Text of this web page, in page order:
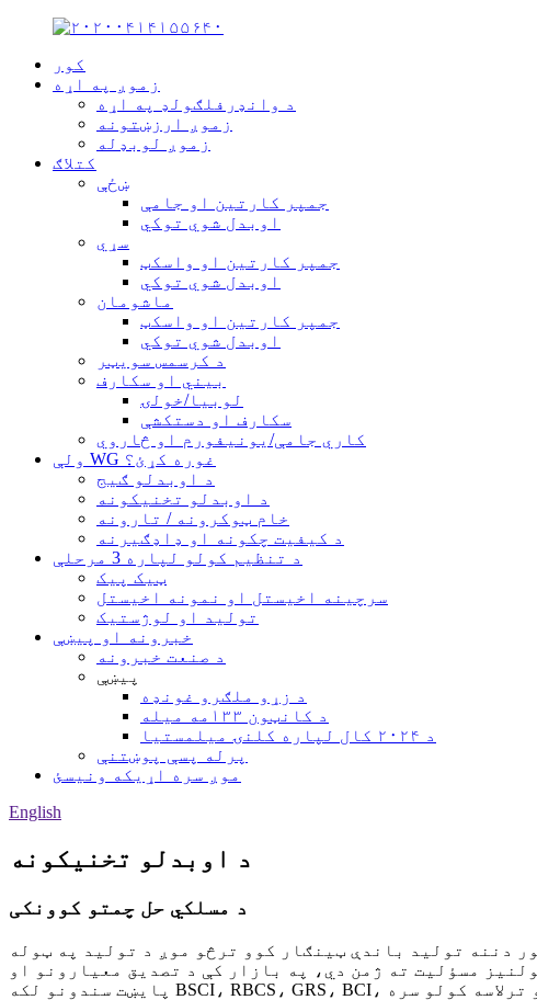
کور
زموږ په اړه
د وانډرفلګولډ په اړه
زموږ ارزښتونه
زموږ لوبډله
کتلاګ
ښځې
جمپر کارتین او جامې
اوبدل شوي توکي
سړي
جمپر کارتین او واسکټ
اوبدل شوي توکي
ماشومان
جمپر کارتین او واسکټ
اوبدل شوي توکي
د کرسمس سویټر
بیني او سکارف
لوبیا/خولۍ
سکارف او دستکشې
کاري جامې/یونیفورم او څاروي
ولې WG غوره کړئ؟
د اوبدلو ګیج
د اوبدلو تخنیکونه
خام ټوکرونه / تارونه
د کیفیت چکونه او ډاډګیرنه
د تنظیم کولو لپاره 3 مرحلې
ټیک پیک
سرچینه اخیستل او نمونه اخیستل
تولید او لوژستیک
خبرونه او پیښې
د صنعت خبرونه
پیښې
د زړو ملګرو غونډه
د کانټون ۱۳۳مه میله
د ۲۰۲۴ کال لپاره کلنۍ میلمستیا
پرله پسې پوښتنې
موږ سره اړیکه ونیسئ
English
د اوبدلو تخنیکونه
د مسلکي حل چمتو کوونکی
دننه تولید باندې ټینګار کوو ترڅو موږ د تولید په ټوله
مسؤلیت ته ژمن دي، په بازار کې د تصدیق معیارونو او